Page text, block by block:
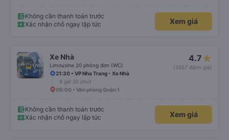
Không cần thanh toán trước
Xác nhận chỗ ngay lập tức
Xem giá
Xe Nhà
Limousine 20 phòng đơn (WC)
4.7
(3557 đánh giá)
21:30 • VP Nha Trang - Xe Nhà
8 giờ 30 phút
06:00 • Văn phòng Quận 1
Không cần thanh toán trước
Xác nhận chỗ ngay lập tức
Xem giá